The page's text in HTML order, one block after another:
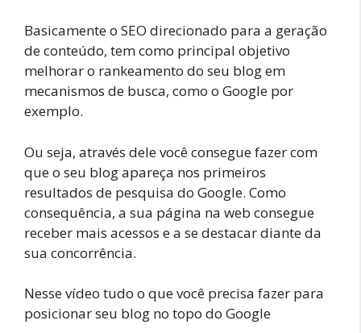
Basicamente o SEO direcionado para a geração
de conteúdo, tem como principal objetivo
melhorar o rankeamento do seu blog em
mecanismos de busca, como o Google por
exemplo.
Ou seja, através dele você consegue fazer com
que o seu blog apareça nos primeiros
resultados de pesquisa do Google. Como
consequência, a sua página na web consegue
receber mais acessos e a se destacar diante da
sua concorrência.
Nesse vídeo tudo o que você precisa fazer para
posicionar seu blog no topo do Google